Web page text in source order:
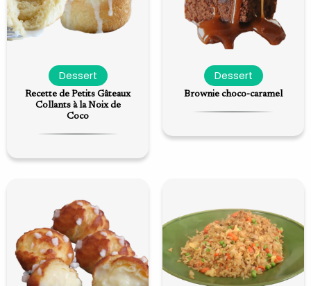
Dessert
Recette de Petits Gâteaux
Collants à la Noix de
Coco
Dessert
Brownie choco-caramel